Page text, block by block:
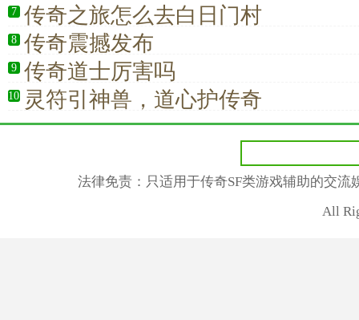
7 传奇之旅怎么去白日门村
8 传奇震撼发布
9 传奇道士厉害吗
10 灵符引神兽，道心护传奇
法律免责：只适用于传奇SF类游戏辅助的交
All